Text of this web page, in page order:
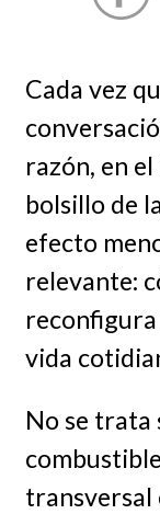
Cada vez
razón, en
bolsillo de
efecto
relevante:
reconfigura
vida
No se trata
transversal